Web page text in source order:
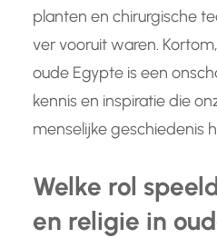
planten en chirurgische
ver vooruit waren.
oude Egypte is een
kennis en inspiratie die
menselijke geschiedenis
Welke rol
en religie in